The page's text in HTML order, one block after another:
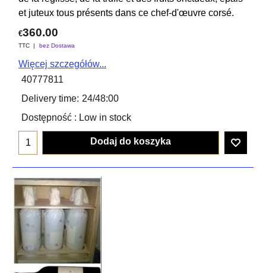
et juteux tous présents dans ce chef-d'œuvre corsé.
€360.00
TTC bez Dostawa
Więcej szczegółów...
40777811
Delivery time: 24/48:00
Dostępność : Low in stock
Dodaj do koszyka